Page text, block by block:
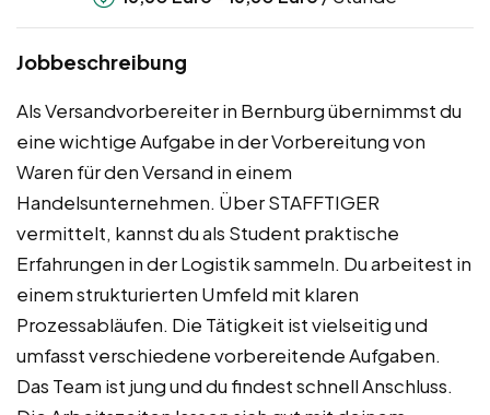
Jobbeschreibung
Als Versandvorbereiter in Bernburg übernimmst du
eine wichtige Aufgabe in der Vorbereitung von
Waren für den Versand in einem
Handelsunternehmen. Über STAFFTIGER
vermittelt, kannst du als Student praktische
Erfahrungen in der Logistik sammeln. Du arbeitest in
einem strukturierten Umfeld mit klaren
Prozessabläufen. Die Tätigkeit ist vielseitig und
umfasst verschiedene vorbereitende Aufgaben.
Das Team ist jung und du findest schnell Anschluss.